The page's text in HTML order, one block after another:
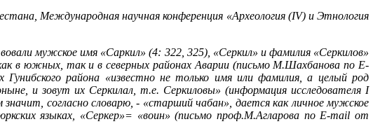
Международная научная конференция «Археология (IV) и Этнология
мужское имя «Саркил» (4: 322, 325), «Серкил» и фамилия «Серкилов»
в южных, так и в северных районах Аварии (письмо М.Шахбанова по E-
района «известно не только имя или фамилия, а целый род
и зовут их Серкилал, т.е. Серкиловы» (информация исследователя I
согласно словарю, - «старший чабан», дается как личное мужское
языках, «Серкер»= «воин» (письмо проф.М.Агларова по E-mail от